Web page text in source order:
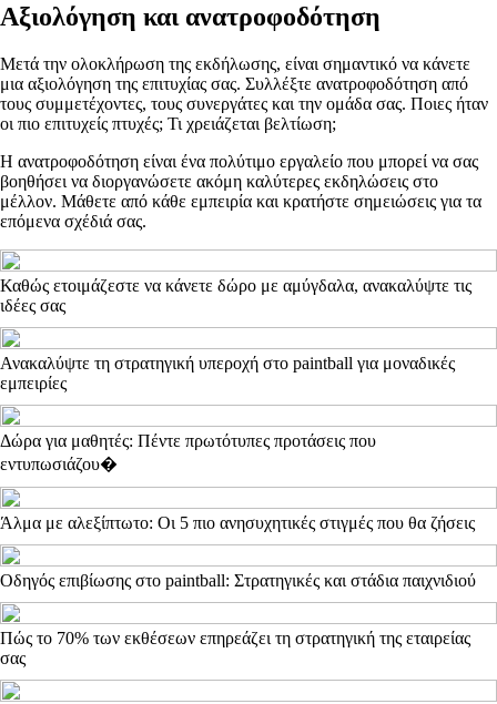
Αξιολόγηση και ανατροφοδότηση
Μετά την ολοκλήρωση της εκδήλωσης, είναι σημαντικό να κάνετε
μια αξιολόγηση της επιτυχίας σας. Συλλέξτε ανατροφοδότηση από
τους συμμετέχοντες, τους συνεργάτες και την ομάδα σας. Ποιες ήταν
οι πιο επιτυχείς πτυχές; Τι χρειάζεται βελτίωση;
Η ανατροφοδότηση είναι ένα πολύτιμο εργαλείο που μπορεί να σας
βοηθήσει να διοργανώσετε ακόμη καλύτερες εκδηλώσεις στο
μέλλον. Μάθετε από κάθε εμπειρία και κρατήστε σημειώσεις για τα
επόμενα σχέδιά σας.
Καθώς ετοιμάζεστε να κάνετε δώρο με αμύγδαλα, ανακαλύψτε τις
ιδέες σας
Ανακαλύψτε τη στρατηγική υπεροχή στο paintball για μοναδικές
εμπειρίες
Δώρα για μαθητές: Πέντε πρωτότυπες προτάσεις που
εντυπωσιάζου�
Άλμα με αλεξίπτωτο: Οι 5 πιο ανησυχητικές στιγμές που θα ζήσεις
Οδηγός επιβίωσης στο paintball: Στρατηγικές και στάδια παιχνιδιού
Πώς το 70% των εκθέσεων επηρεάζει τη στρατηγική της εταιρείας
σας